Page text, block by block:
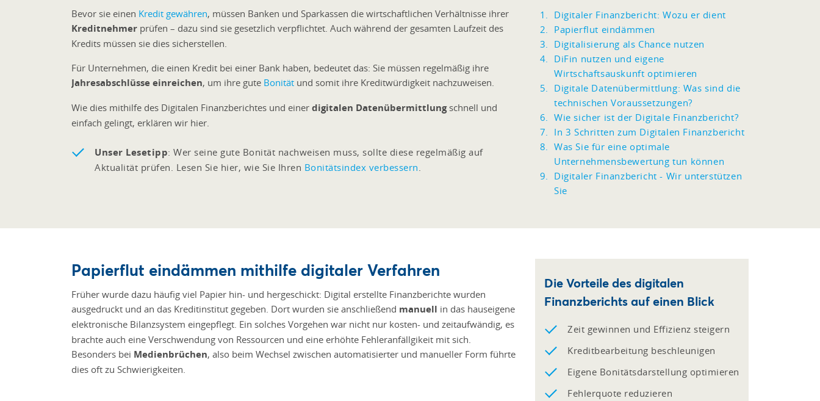
Bevor sie einen Kredit gewähren, müssen Banken und Sparkassen die wirtschaftlichen Verhältnisse ihrer
Kreditnehmer prüfen – dazu sind sie gesetzlich verpflichtet. Auch während der gesamten Laufzeit des
Kredits müssen sie dies sicherstellen.
Für Unternehmen, die einen Kredit bei einer Bank haben, bedeutet das: Sie müssen regelmäßig ihre
Jahresabschlüsse einreichen, um ihre gute Bonität und somit ihre Kreditwürdigkeit nachzuweisen.
Wie dies mithilfe des Digitalen Finanzberichtes und einer digitalen Datenübermittlungschnell und
einfach gelingt, erklären wir hier.
Unser Lesetipp: Wer seine gute Bonität nachweisen muss, sollte diese regelmäßig auf
Aktualität prüfen. Lesen Sie hier, wie Sie Ihren Bonitätsindex verbessern.
Digitaler Finanzbericht: Wozu er dient
Papierflut eindämmen
Digitalisierung als Chance nutzen
DiFin nutzen und eigene
Wirtschaftsauskunft optimieren
Digitale Datenübermittlung: Was sind die
technischen Voraussetzungen?
Wie sicher ist der Digitale Finanzbericht?
In 3 Schritten zum Digitalen Finanzbericht
Was Sie für eine optimale
Unternehmensbewertung tun können
Digitaler Finanzbericht - Wir unterstützen
Sie
Papierflut eindämmen mithilfe digitaler Verfahren
Früher wurde dazu häufig viel Papier hin- und hergeschickt: Digital erstellte Finanzberichte wurden
ausgedruckt und an das Kreditinstitut gegeben. Dort wurden sie anschließend manuell in das hauseigene
elektronische Bilanzsystem eingepflegt. Ein solches Vorgehen war nicht nur kosten- und zeitaufwändig, es
brachte auch eine Verschwendung von Ressourcen und eine erhöhte Fehleranfällgikeit mit sich.
Besonders bei Medienbrüchen, also beim Wechsel zwischen automatisierter und manueller Form führte
dies oft zu Schwierigkeiten.
Die Vorteile des digitalen
Finanzberichts auf einen Blick
Zeit gewinnen und Effizienz steigern
Kreditbearbeitung beschleunigen
Eigene Bonitätsdarstellung optimieren
Fehlerquote reduzieren